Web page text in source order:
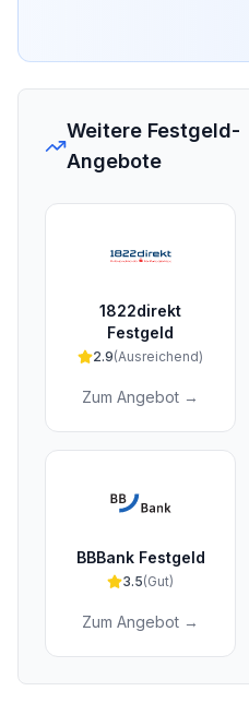
Weitere Festgeld-
Angebote
1822direkt
Festgeld
2.9(Ausreichend)
Zum Angebot →
BBBank Festgeld
3.5(Gut)
Zum Angebot →